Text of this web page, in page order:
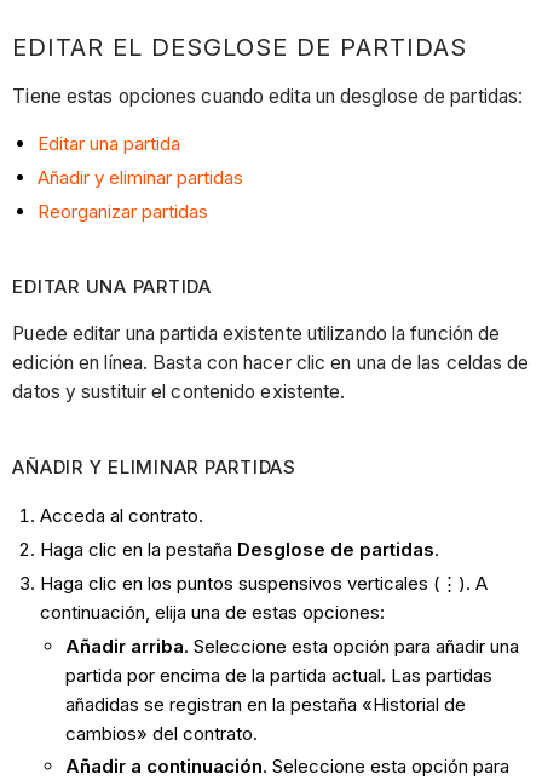
EDITAR EL DESGLOSE DE PARTIDAS
Tiene estas opciones cuando edita un desglose de partidas:
Editar una partida
Añadir y eliminar partidas
Reorganizar partidas
EDITAR UNA PARTIDA
Puede editar una partida existente utilizando la función de
edición en línea. Basta con hacer clic en una de las celdas de
datos y sustituir el contenido existente.
AÑADIR Y ELIMINAR PARTIDAS
Acceda al contrato.
Haga clic en la pestaña Desglose de partidas.
Haga clic en los puntos suspensivos verticales (⋮). A
continuación, elija una de estas opciones:
Añadir arriba. Seleccione esta opción para añadir una
partida por encima de la partida actual. Las partidas
añadidas se registran en la pestaña «Historial de
cambios» del contrato.
Añadir a continuación. Seleccione esta opción para